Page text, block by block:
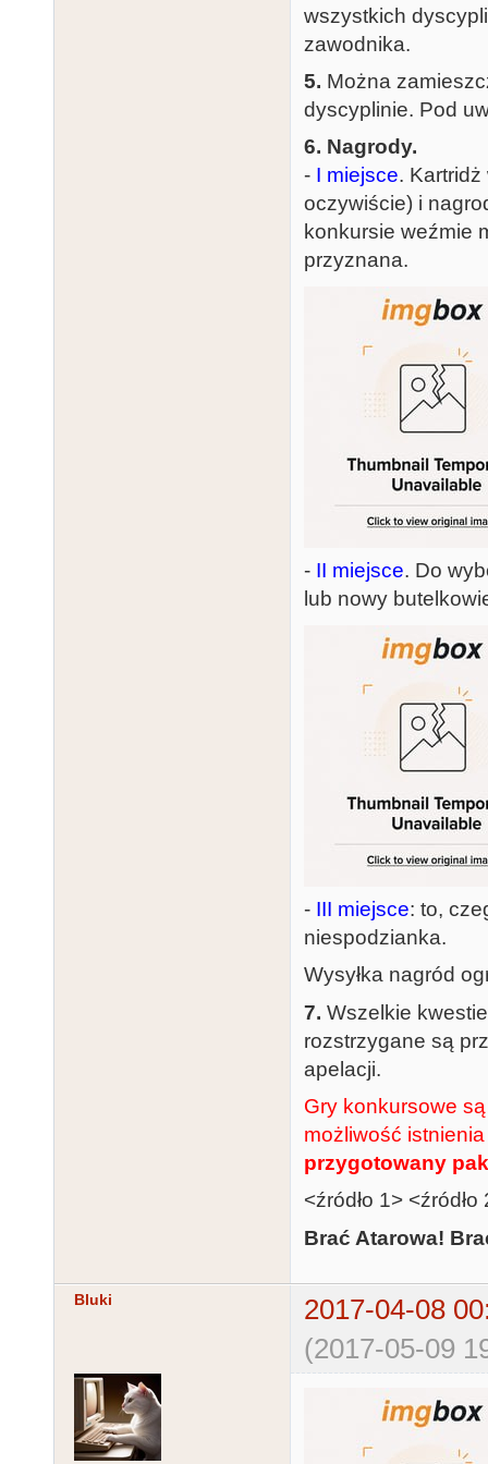
wszystkich
zawodnika.
5. Można
dyscyplinie. Pod
6. Nagrody.
- I miejsce.
oczywiście) i
konkursie weźmie
przyznana.
- II miejsce. Do
lub nowy
- III miejsce: to,
niespodzianka.
Wysyłka nagród
7. Wszelkie
rozstrzygane są
apelacji.
Gry konkursowe
możliwość
przygotowany
<źródło 1> <źródło
Brać Atarowa!
Bluki
2017-04-08
(2017-05-09